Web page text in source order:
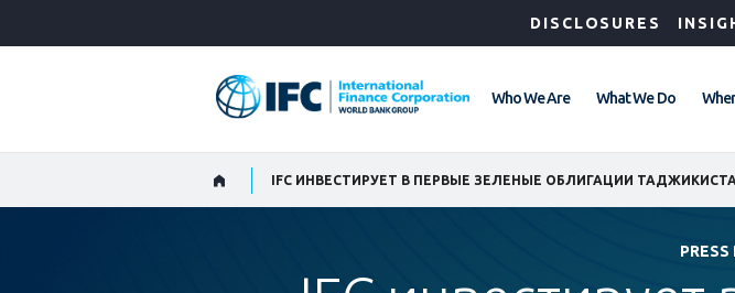
DISCLOSURES
Who We Are What We Do
PRESS